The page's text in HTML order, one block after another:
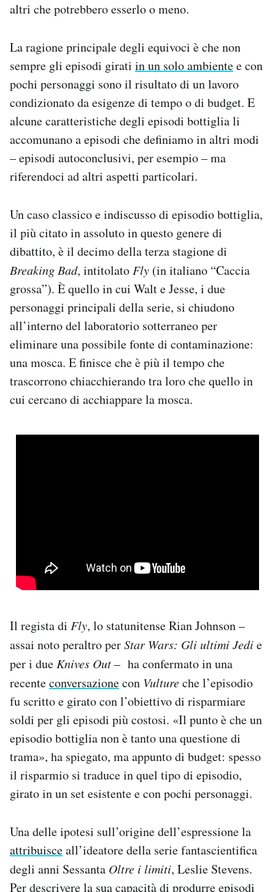
altri che potrebbero esserlo o meno.
La ragione principale degli equivoci è che non
sempre gli episodi girati in un solo ambientee con
pochi personaggi sono il risultato di un lavoro
condizionato da esigenze di tempo o di budget. E
alcune caratteristiche degli episodi bottiglia li
accomunano a episodi che definiamo in altri modi
– episodi autoconclusivi, per esempio – ma
riferendoci ad altri aspetti particolari.
Un caso classico e indiscusso di episodio bottiglia,
il più citato in assoluto in questo genere di
dibattito, è il decimo della terza stagione di
Breaking Bad, intitolatoFly (in italiano “Caccia
grossa”). È quello in cui Walt e Jesse, i due
personaggi principali della serie, si chiudono
all’interno del laboratorio sotterraneo per
eliminare una possibile fonte di contaminazione:
una mosca. E finisce che è più il tempo che
trascorrono chiacchierando tra loro che quello in
cui cercano di acchiappare la mosca.
Il regista di Fly, lo statunitense Rian Johnson –
assai noto peraltro perStar Wars: Gli ultimi Jedie
per i due Knives Out– ha confermato in una
recenteconversazionecon Vultureche l’episodio
fu scritto e girato con l’obiettivo di risparmiare
soldi per gli episodi più costosi. «Il punto è che un
episodio bottiglia non è tanto una questione di
trama», ha spiegato, ma appunto di budget: spesso
il risparmio si traduce in quel tipo di episodio,
girato in un set esistente e con pochi personaggi.
Una delle ipotesi sull’origine dell’espressione la
attribuisceall’ideatore della serie fantascientifica
degli anni Sessanta Oltre i limiti, Leslie Stevens.
Per descrivere la sua capacità di produrre episodi